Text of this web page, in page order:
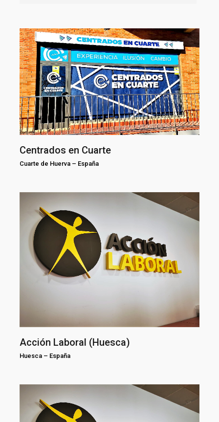
Centrados en Cuarte
Cuarte de Huerva – España
Acción Laboral (Huesca)
Huesca – España